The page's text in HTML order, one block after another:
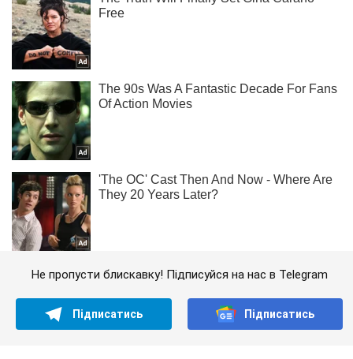
Не пропусти блискавку! Підписуйся на нас в Telegram
Підписатись Підписатись